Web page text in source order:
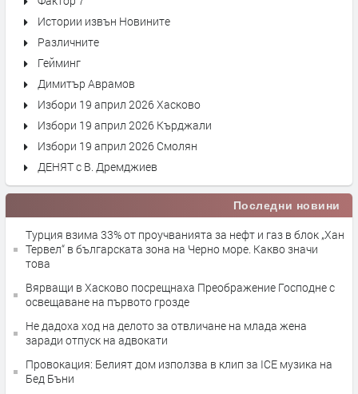
Истории извън Новините
Различните
Гейминг
Димитър Аврамов
Избори 19 април 2026 Хасково
Избори 19 април 2026 Кърджали
Избори 19 април 2026 Смолян
ДЕНЯТ с В. Дремджиев
Последни новини
Турция взима 33% от проучванията за нефт и газ в блок „Хан
Тервел“ в българската зона на Черно море. Какво значи
това
Вярващи в Хасково посрещнаха Преображение Господне с
освещаване на първото грозде
Не дадоха ход на делото за отвличане на млада жена
заради отпуск на адвокати
Провокация: Белият дом използва в клип за ICE музика на
Бед Бъни